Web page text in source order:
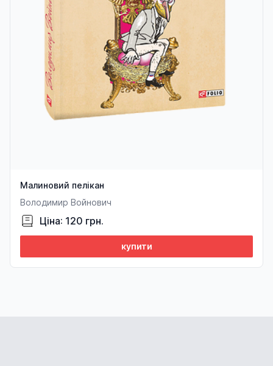
Малиновий пелікан
Володимир Войнович
Ціна: 120 грн.
купити